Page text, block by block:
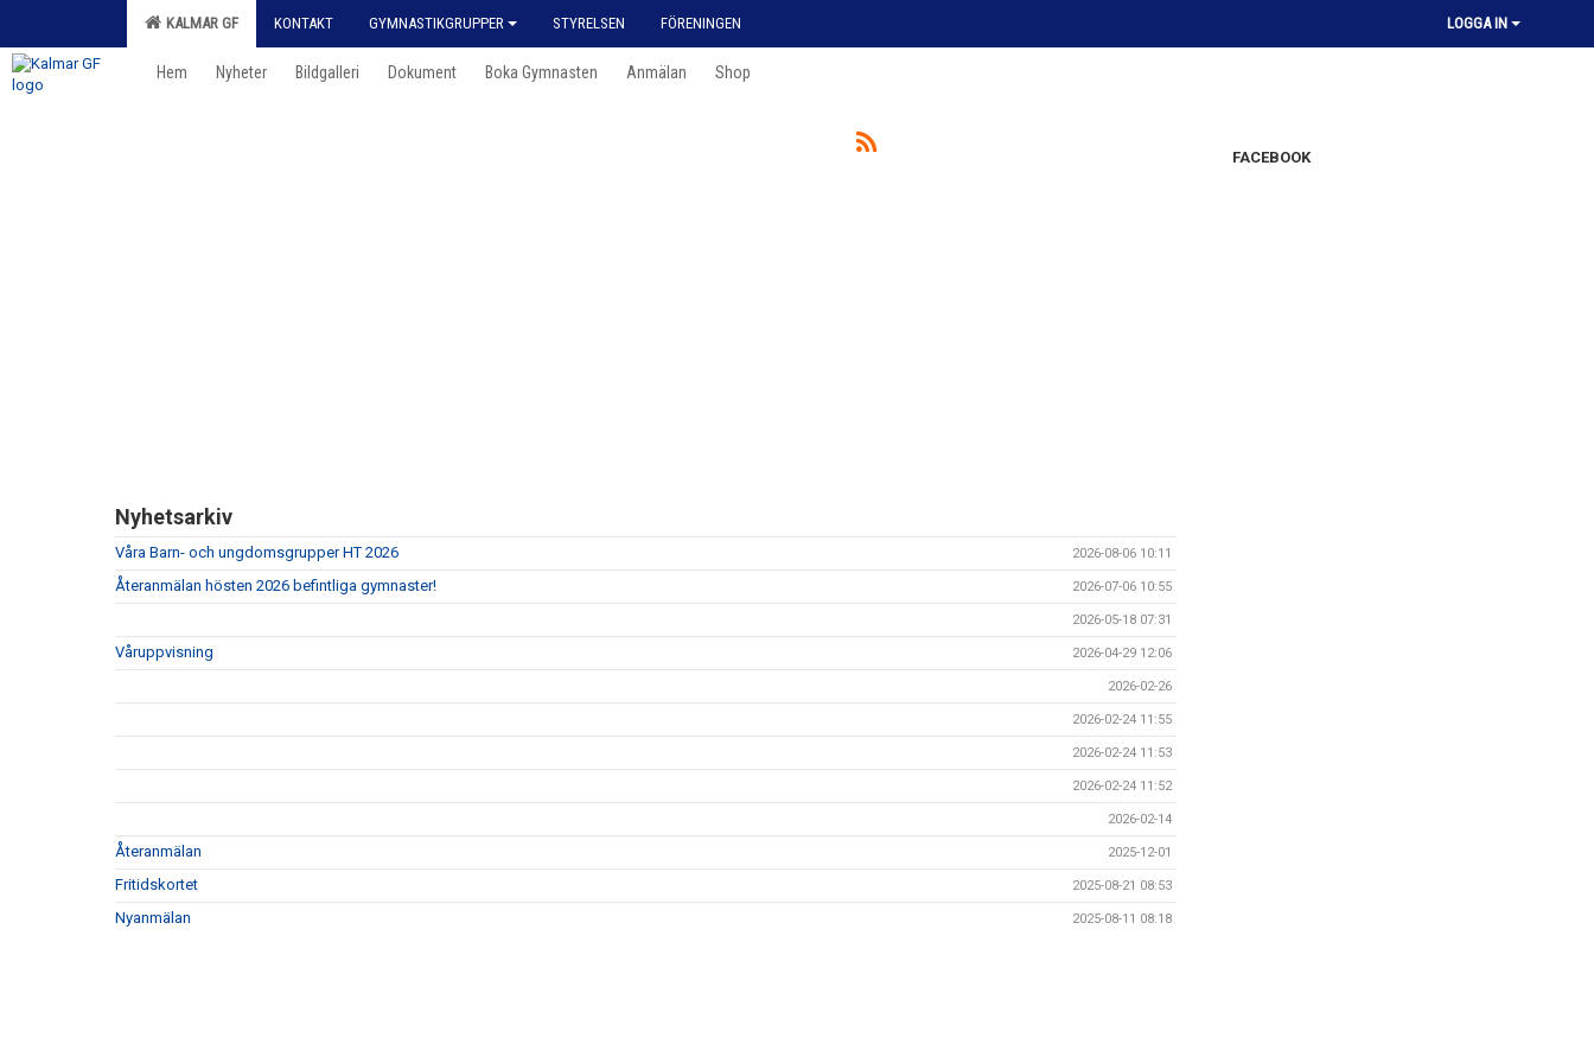
KALMAR GF KONTAKT GYMNASTIKGRUPPER STYRELSEN FÖRENINGEN LOGGA IN
Hem Nyheter Bildgalleri Dokument Boka Gymnasten Anmälan Shop
Nyhetsarkiv
Våra Barn- och ungdomsgrupper HT 2026 2026-08-06 10:11
Återanmälan hösten 2026 befintliga gymnaster! 2026-07-06 10:55
2026-05-18 07:31
Våruppvisning 2026-04-29 12:06
2026-02-26
2026-02-24 11:55
2026-02-24 11:53
2026-02-24 11:52
2026-02-14
Återanmälan 2025-12-01
Fritidskortet 2025-08-21 08:53
Nyanmälan 2025-08-11 08:18
FACEBOOK